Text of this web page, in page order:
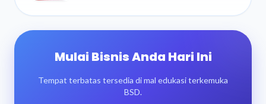
Mulai Bisnis Anda Hari Ini
Tempat terbatas tersedia di mal edukasi terkemuka
BSD.